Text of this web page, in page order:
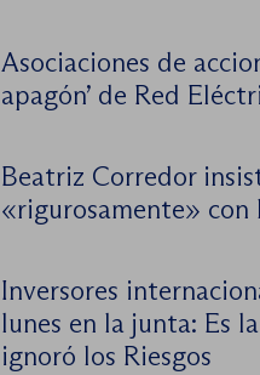
Asociaciones de
apagón’ de Red
Beatriz Corredor
«rigurosamente»
Inversores
lunes en la junta: Es
ignoró los Riesgos